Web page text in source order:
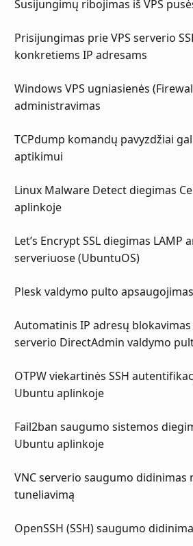
Susijungimų ribojimas iš VPS
Prisijungimas prie VPS serverio
konkretiems IP adresams
Windows VPS ugniasienės
administravimas
TCPdump komandų pavyzdžiai
aptikimui
Linux Malware Detect diegimas
aplinkoje
Let’s Encrypt SSL diegimas LAMP
serveriuose (UbuntuOS)
Plesk valdymo pulto
Automatinis IP adresų blokavimas
serverio DirectAdmin valdymo
OTPW viekartinės SSH
Ubuntu aplinkoje
Fail2ban saugumo sistemos
Ubuntu aplinkoje
VNC serverio saugumo didinimas
OpenSSH (SSH) saugumo